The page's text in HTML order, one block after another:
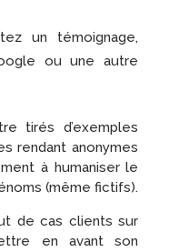
un témoignage,
ou une autre
tirés d’exemples
rendant anonymes
à humaniser le
(même fictifs).
de cas clients sur
en avant son